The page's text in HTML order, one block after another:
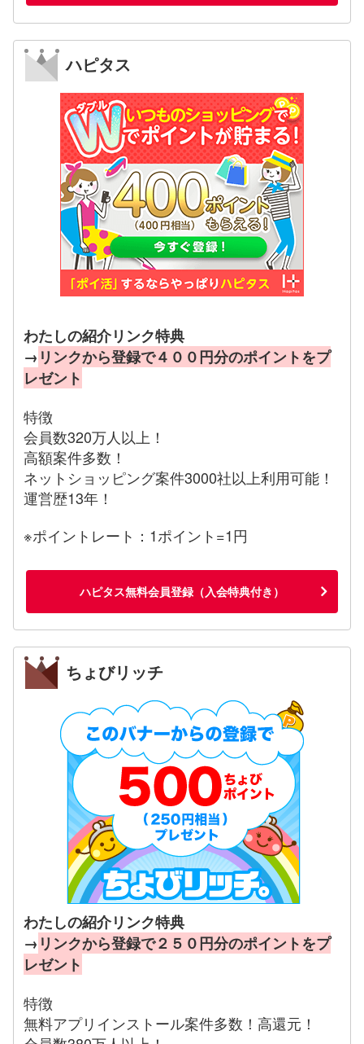
ハピタス
わたしの紹介リンク特典
→ リンクから登録で４００円分のポイントをプ
レゼント
特徴
会員数320万人以上！
高額案件多数！
ネットショッピング案件3000社以上利用可能！
運営歴13年！
※ポイントレート：1ポイント=1円
ハピタス無料会員登録（入会特典付き）
ちょびリッチ
わたしの紹介リンク特典
→ リンクから登録で２５０円分のポイントをプ
レゼント
特徴
無料アプリインストール案件多数！高還元！